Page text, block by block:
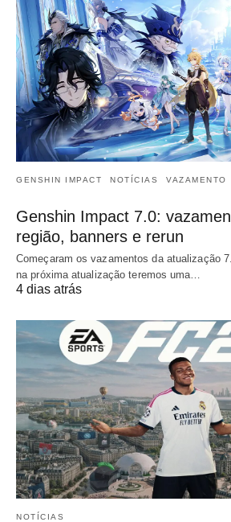
GENSHIN IMPACT NOTÍCIAS VAZAMENTO
Genshin Impact 7.0:
região, banners e rerun
Começaram os vazamentos da atualização
na próxima atualização teremos uma…
4 dias atrás
NOTÍCIAS